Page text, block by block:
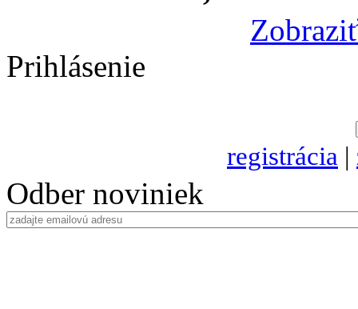
Prihlásenie
registrácia |
Odber noviniek